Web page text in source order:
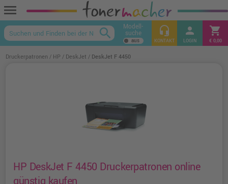
menu
keyboard_arrow_up
search Modell-
suche headset_mic
KONTAKT
person
LOGIN
shopping_cart
€ 0,00
Druckerpatronen HP DeskJet DeskJet F 4450
HP DeskJet F 4450 Druckerpatronen online